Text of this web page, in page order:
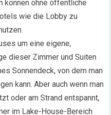
können ohne öffentliche
wie die Lobby zu
um eine eigene,
dieser Zimmer und Suiten
Sonnendeck, von dem man
kann. Aber auch wenn man
oder am Strand entspannt,
im Lake-House-Bereich